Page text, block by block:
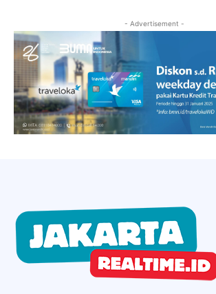
- Advertisement -